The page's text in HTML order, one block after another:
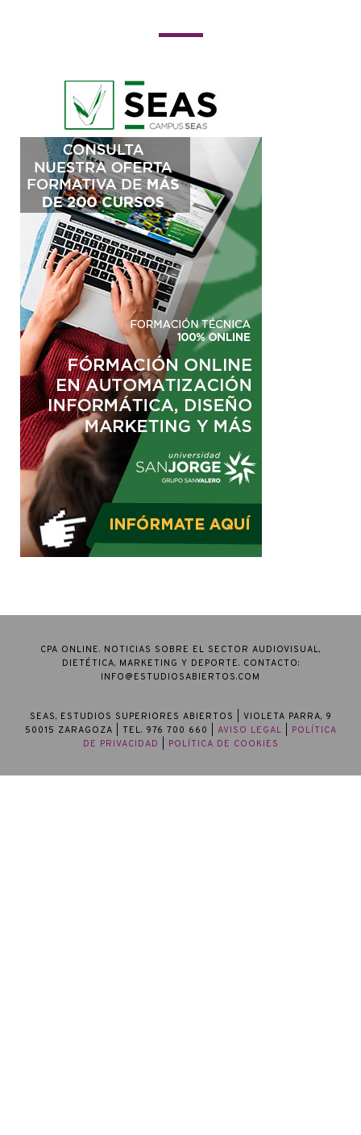
CPA ONLINE. NOTICIAS SOBRE EL SECTOR AUDIOVISUAL,
DIETÉTICA, MARKETING Y DEPORTE. CONTACTO:
INFO@ESTUDIOSABIERTOS.COM
SEAS, ESTUDIOS SUPERIORES ABIERTOS
| VIOLETA PARRA, 9
50015 ZARAGOZA | TEL. 976 700 660 | AVISO LEGAL
POLÍTICA
DE PRIVACIDAD
POLÍTICA DE COOKIES